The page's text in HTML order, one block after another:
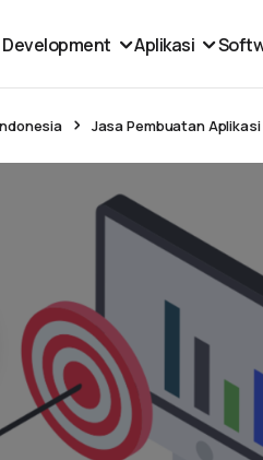
Development Aplikasi
Jasa Pembuatan